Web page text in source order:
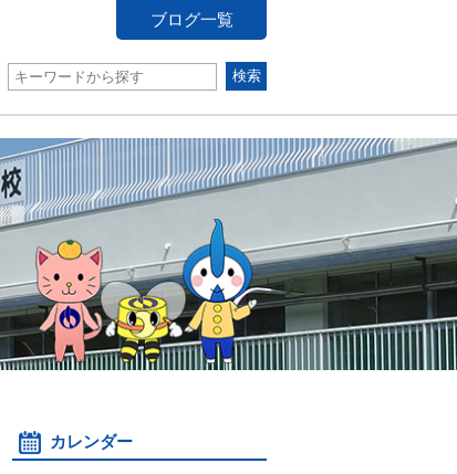
ブログ一覧
カレンダー